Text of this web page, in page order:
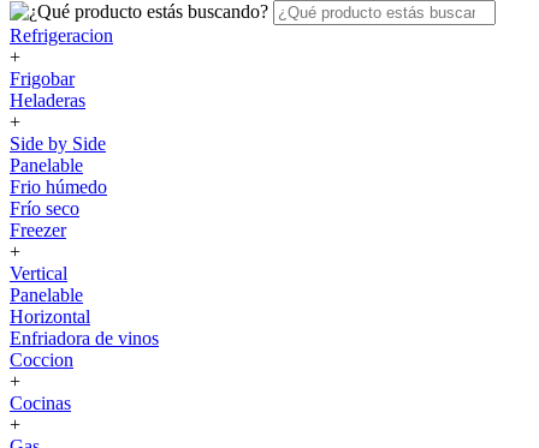
Refrigeracion
+
Frigobar
Heladeras
+
Side by Side
Panelable
Frio húmedo
Frío seco
Freezer
+
Vertical
Panelable
Horizontal
Enfriadora de vinos
Coccion
+
Cocinas
+